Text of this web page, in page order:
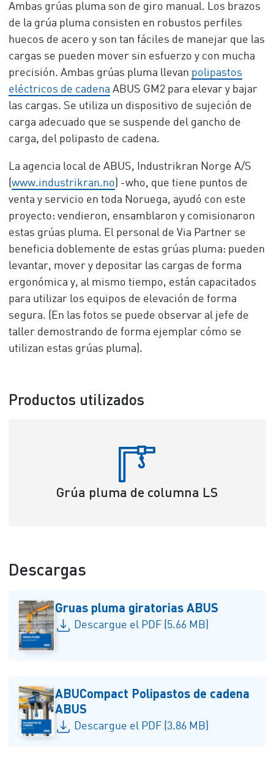
Ambas grúas pluma son de giro manual. Los brazos
de la grúa pluma consisten en robustos perfiles
huecos de acero y son tan fáciles de manejar que las
cargas se pueden mover sin esfuerzo y con mucha
precisión. Ambas grúas pluma llevan polipastos
eléctricos de cadena ABUS GM2 para elevar y bajar
las cargas. Se utiliza un dispositivo de sujeción de
carga adecuado que se suspende del gancho de
carga, del polipasto de cadena.
La agencia local de ABUS, Industrikran Norge A/S
(www.industrikran.no) -who, que tiene puntos de
venta y servicio en toda Noruega, ayudó con este
proyecto: vendieron, ensamblaron y comisionaron
estas grúas pluma. El personal de Via Partner se
beneficia doblemente de estas grúas pluma: pueden
levantar, mover y depositar las cargas de forma
ergonómica y, al mismo tiempo, están capacitados
para utilizar los equipos de elevación de forma
segura. (En las fotos se puede observar al jefe de
taller demostrando de forma ejemplar cómo se
utilizan estas grúas pluma).
Productos utilizados
Grúa pluma de columna LS
Descargas
Gruas pluma giratorias ABUS
Descargue el PDF (5.66 MB)
ABUCompact Polipastos de cadena
ABUS
Descargue el PDF (3.86 MB)